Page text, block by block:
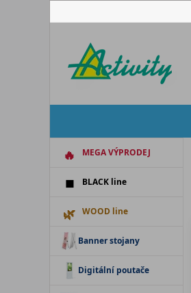
MEGA VÝPRODEJ
BLACK line
WOOD line
Banner stojany
Digitální poutače